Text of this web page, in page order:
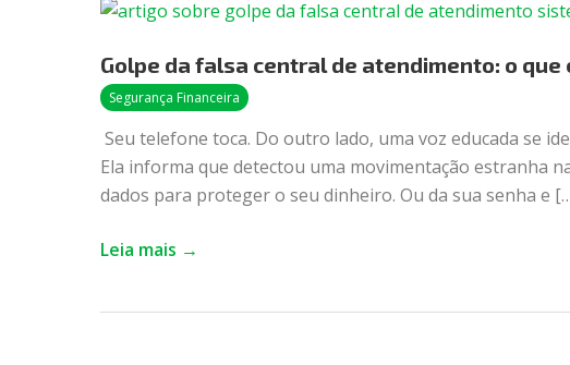
Golpe da falsa central de atendimento: o que
Segurança Financeira
Seu telefone toca. Do outro lado, uma voz educada se
Ela informa que detectou uma movimentação estranha
dados para proteger o seu dinheiro. Ou da sua senha e
Golpe
falsa
central
atendimento: o
que
é
como
Leia mais →